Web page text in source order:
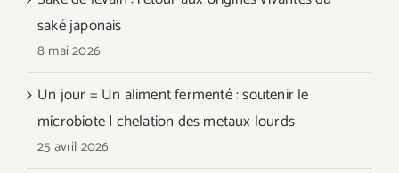
saké japonais
8 mai 2026
Un jour = Un aliment fermenté : soutenir le
microbiote | chelation des metaux lourds
25 avril 2026